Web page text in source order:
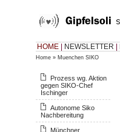
HOME NEWSLETTER
Home » Muenchen SIKO
Prozess wg. Aktion
gegen SIKO-Chef
Ischinger
Autonome Siko
Nachbereitung
Münchner